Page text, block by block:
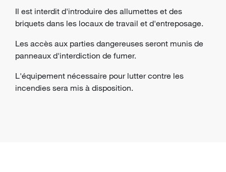
Il est interdit d'introduire des allumettes et des
briquets dans les locaux de travail et d'entreposage.
Les accès aux parties dangereuses seront munis de
panneaux d'interdiction de fumer.
L'équipement nécessaire pour lutter contre les
incendies sera mis à disposition.